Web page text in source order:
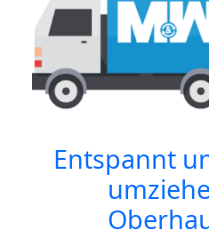
Entspannt